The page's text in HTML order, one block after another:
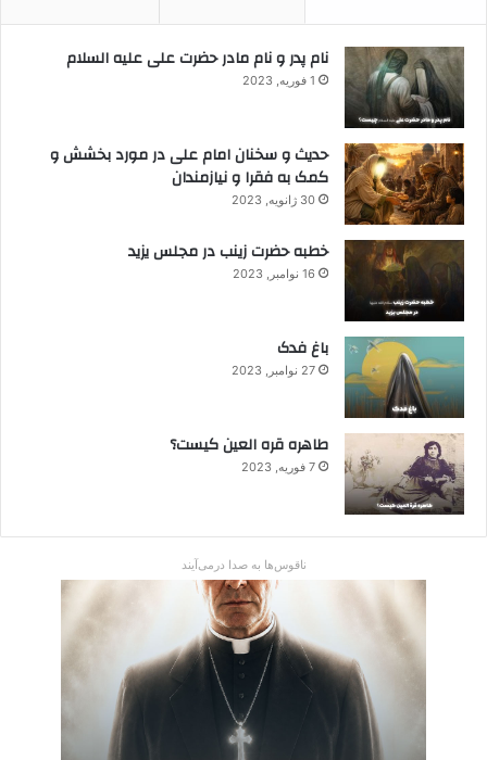
نام پدر و نام مادر حضرت علی علیه السلام
1 فوریه, 2023
حدیث و سخنان امام علی در مورد بخشش و
کمک به فقرا و نیازمندان
30 ژانویه, 2023
خطبه حضرت زینب در مجلس یزید
16 نوامبر, 2023
باغ فدک
27 نوامبر, 2023
طاهره قره العین کیست؟
7 فوریه, 2023
ناقوس‌ها به صدا در‌می‌آیند